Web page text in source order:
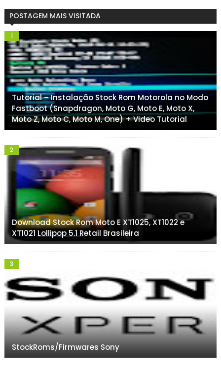
POSTAGEM MAIS VISITADA
Tutorial – Instalação Stock Rom Motorola no Modo
Fastboot (Snapdragon, Moto G, Moto E, Moto X,
Moto Z, Moto C, Moto M, One) + Video Tutorial
Download Stock Rom Moto E XT1025, XT1022 e
XT1021 Lollipop 5.1 Retail Brasileira
StockRoms/Firmwares Sony